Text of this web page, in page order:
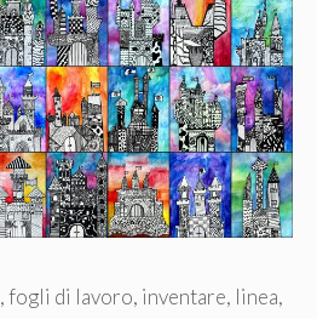
,fogli di lavoro, inventare, linea,